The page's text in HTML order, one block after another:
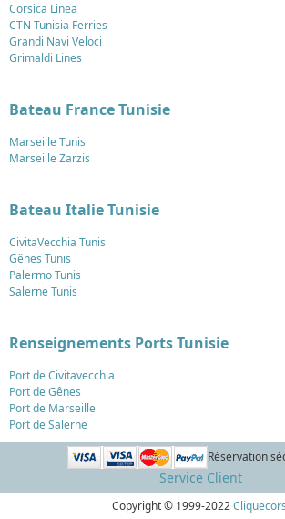
Corsica Linea
CTN Tunisia Ferries
Grandi Navi Veloci
Grimaldi Lines
Bateau France Tunisie
Marseille Tunis
Marseille Zarzis
Bateau Italie Tunisie
CivitaVecchia Tunis
Gênes Tunis
Palermo Tunis
Salerne Tunis
Renseignements Ports Tunisie
Port de Civitavecchia
Port de Gênes
Port de Marseille
Port de Salerne
Réservation
Service Client
Copyright © 1999-2022